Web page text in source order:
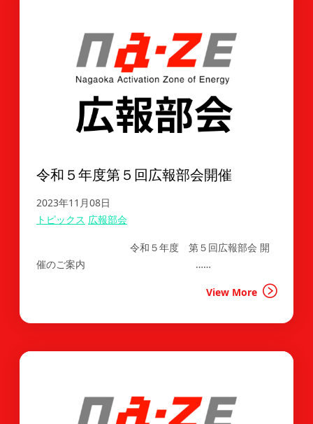
令和５年度第５回広報部会開催
2023年11月08日
トピックス 広報部会
令和５年度 第５回広報部会 開
催のご案内 ……
View More